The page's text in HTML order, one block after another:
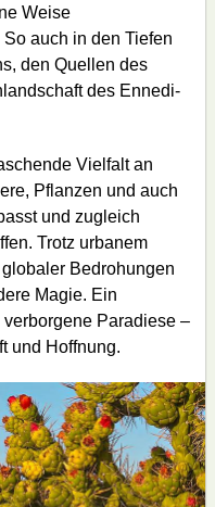
Weise
auch in den Tiefen
den Quellen des
des Ennedi-
Vielfalt an
Pflanzen und auch
und zugleich
Trotz urbanem
Bedrohungen
Magie. Ein
Paradiese –
und Hoffnung.